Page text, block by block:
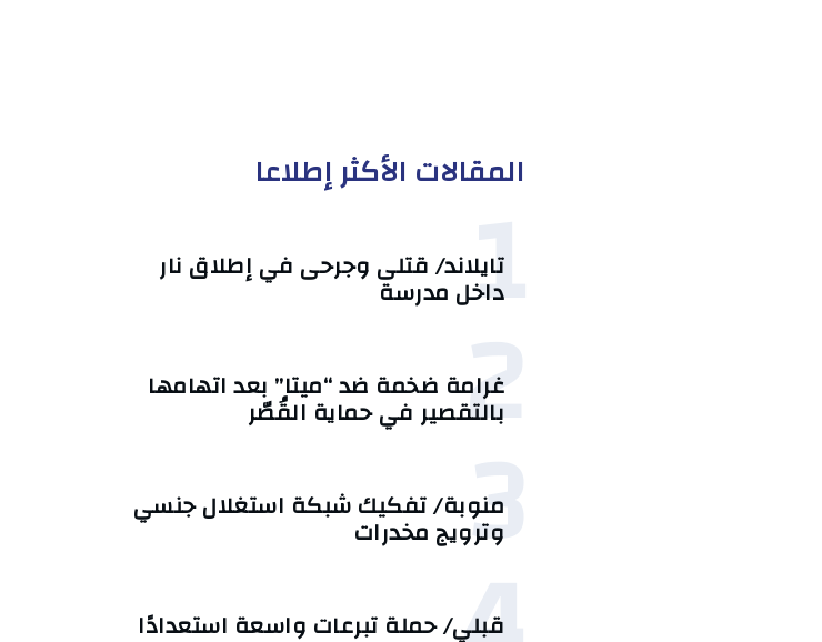
المقالات الأكثر إطلاعا
1
تايلاند/ قتلى وجرحى في إطلاق نار
داخل مدرسة
2
غرامة ضخمة ضد “ميتا” بعد اتهامها
بالتقصير في حماية القُصّر
3
منوبة/ تفكيك شبكة استغلال جنسي
وترويج مخدرات
قبلي/ حملة تبرعات واسعة استعدادًا